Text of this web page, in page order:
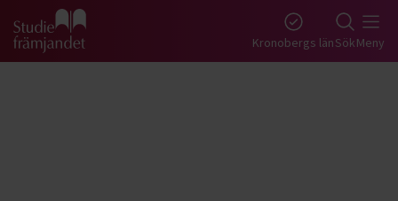
Gå till studiefrämjandets startsida Kronobergs länSökMeny